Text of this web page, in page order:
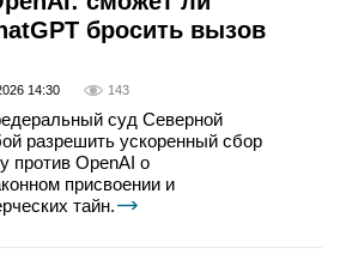
бросить вызов
14:30 143
суд Северной
разрешить ускоренный сбор
против OpenAI о
присвоении и
тайн.